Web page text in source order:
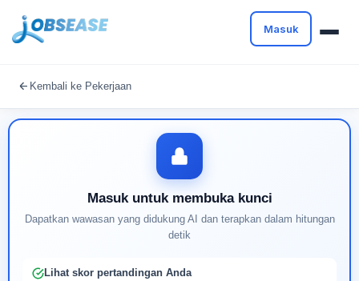
Masuk
Kembali ke Pekerjaan
Masuk untuk membuka kunci
Dapatkan wawasan yang didukung AI dan terapkan dalam hitungan
detik
Lihat skor pertandingan Anda
Buat profil Anda untuk membuka kunci pencocokan